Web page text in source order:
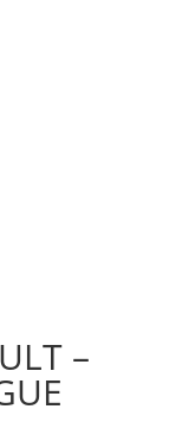
–